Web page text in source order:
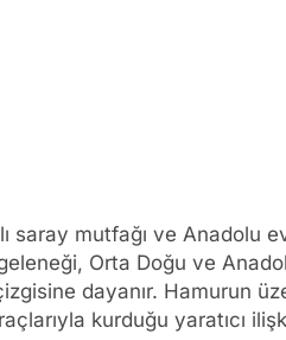
saray mutfağı ve Anadolu
Orta Doğu ve
dayanır. Hamurun
kurduğu yaratıcı